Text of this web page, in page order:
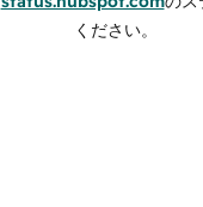
ください。